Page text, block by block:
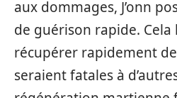
aux dommages, J’onn
de guérison rapide.
récupérer rapidement
seraient fatales à